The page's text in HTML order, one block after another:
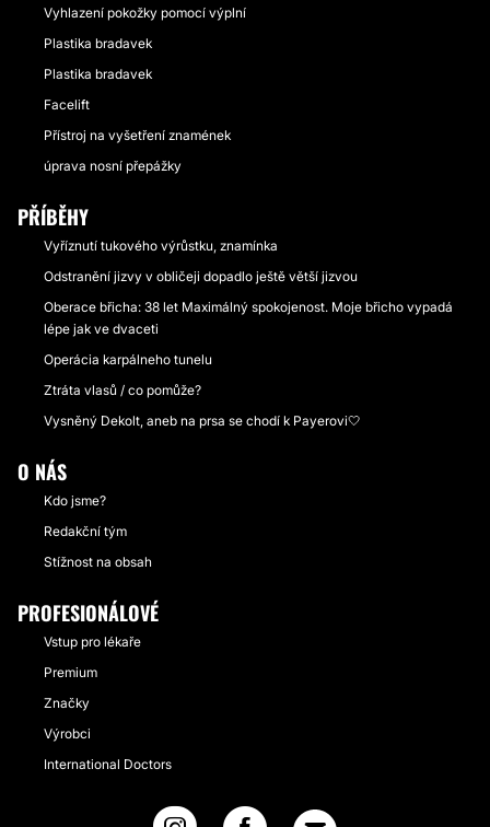
Vyhlazení pokožky pomocí výplní
Plastika bradavek
Plastika bradavek
Facelift
Přístroj na vyšetření znamének
úprava nosní přepážky
PŘÍBĚHY
Vyříznutí tukového výrůstku, znamínka
Odstranění jizvy v obličeji dopadlo ještě větší jizvou
Oberace břicha: 38 let Maximálný spokojenost. Moje břicho vypadá
lépe jak ve dvaceti
Operácia karpálneho tunelu
Ztráta vlasů / co pomůže?
Vysněný Dekolt, aneb na prsa se chodí k Payerovi🤍
O NÁS
Kdo jsme?
Redakční tým
Stížnost na obsah
PROFESIONÁLOVÉ
Vstup pro lékaře
Premium
Značky
Výrobci
International Doctors